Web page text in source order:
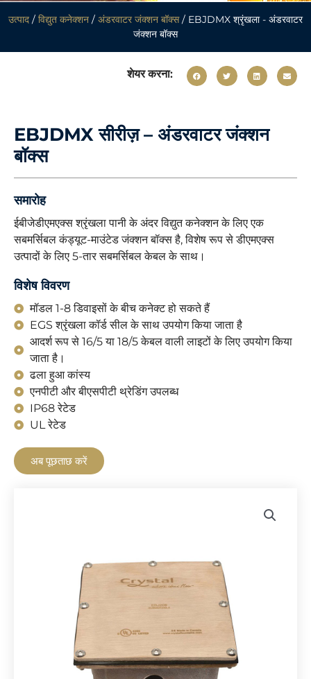
उत्पाद / विद्युत कनेक्शन / अंडरवाटर जंक्शन बॉक्स/ EBJDMX श्रृंखला - अंडरवाटर
जंक्शन बॉक्स
शेयर करना:
EBJDMX सीरीज़ – अंडरवाटर जंक्शन
बॉक्स
समारोह
ईबीजेडीएमएक्स श्रृंखला पानी के अंदर विद्युत कनेक्शन के लिए एक
सबमर्सिबल कंड्यूट-माउंटेड जंक्शन बॉक्स है, विशेष रूप से डीएमएक्स
उत्पादों के लिए 5-तार सबमर्सिबल केबल के साथ।
विशेष विवरण
मॉडल 1-8 डिवाइसों के बीच कनेक्ट हो सकते हैं
EGS श्रृंखला कॉर्ड सील के साथ उपयोग किया जाता है
आदर्श रूप से 16/5 या 18/5 केबल वाली लाइटों के लिए उपयोग किया
जाता है।
ढला हुआ कांस्य
एनपीटी और बीएसपीटी थ्रेडिंग उपलब्ध
IP68 रेटेड
UL रेटेड
अब पूछताछ करें